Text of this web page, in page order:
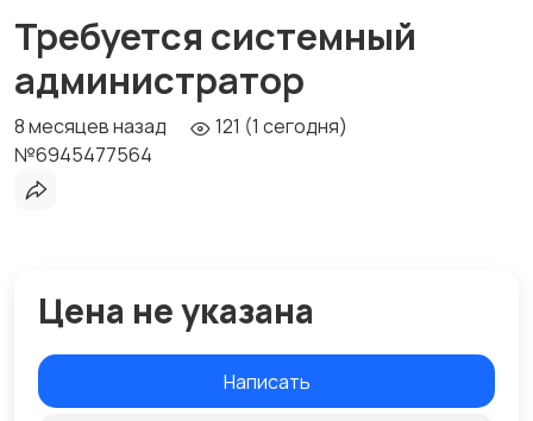
Требуется системный
администратор
8 месяцев назад
121 (1 сегодня)
№6945477564
Цена не указана
Написать